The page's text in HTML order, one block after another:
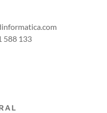
588 133